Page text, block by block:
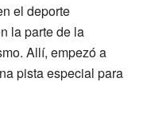
el deporte
la parte de la
Allí, empezó a
pista especial para